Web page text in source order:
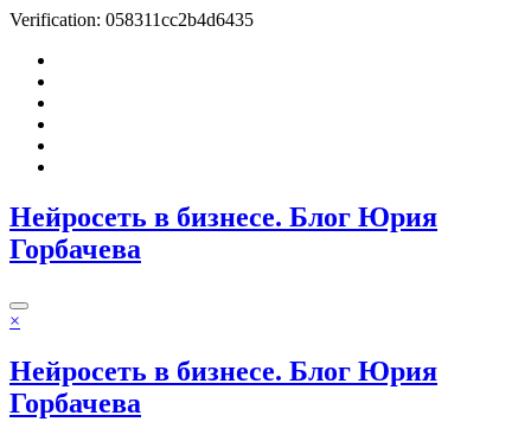
Verification: 058311cc2b4d6435
Перейти
содержимому
Нейросеть в бизнесе. Блог Юрия
Горбачева
×
Нейросеть в бизнесе. Блог Юрия
Горбачева